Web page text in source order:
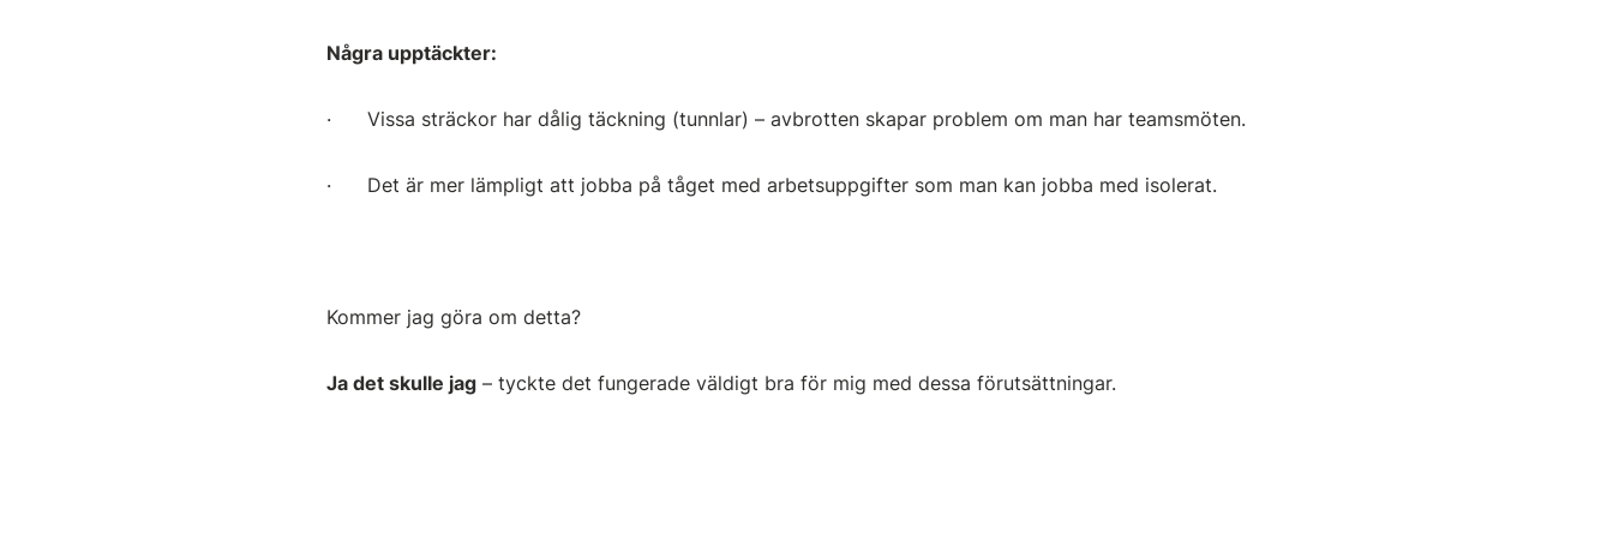
Några upptäckter:
· Vissa sträckor har dålig täckning (tunnlar) – avbrotten skapar problem om man har teamsmöten.
· Det är mer lämpligt att jobba på tåget med arbetsuppgifter som man kan jobba med isolerat.
Kommer jag göra om detta?
Ja det skulle jag – tyckte det fungerade väldigt bra för mig med dessa förutsättningar.